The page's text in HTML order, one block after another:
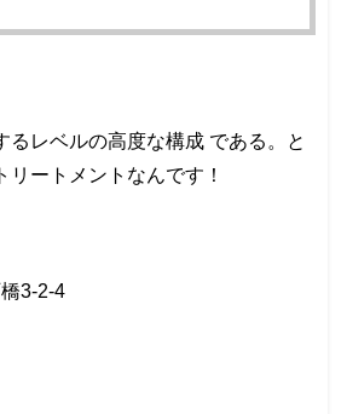
るレベルの高度な構成 である。と
リートメントなんです！
3-2-4